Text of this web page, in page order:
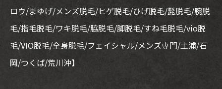
ロウ/まゆげ/メンズ脱毛/ヒゲ脱毛/ひげ脱毛/髭脱毛/腕脱
毛/指毛脱毛/ワキ脱毛/脇脱毛/脚脱毛/すね毛脱毛/vio脱
毛/VIO脱毛/全身脱毛/フェイシャル/メンズ専門/土浦/石
岡/つくば/荒川沖】